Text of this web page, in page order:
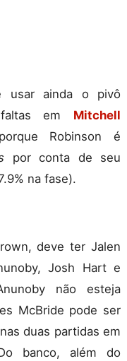
usar ainda o pivô
em Mitchell
Robinson é
por conta de seu
na fase).
deve ter Jalen
Josh Hart e
não esteja
McBride pode ser
duas partidas em
banco, além do